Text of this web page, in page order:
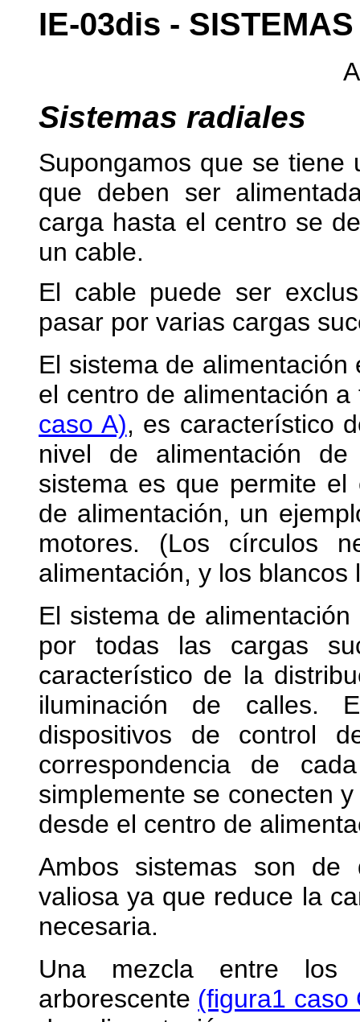
IE-03dis -
Sistemas radiales
Supongamos que se tiene
que deben ser
carga hasta el centro se
un cable.
El cable puede ser
pasar por varias cargas
El sistema de
el centro de alimentación
caso A), es característico
nivel de alimentación
sistema es que permite el
de alimentación, un
motores. (Los círculos
alimentación, y los blancos
El sistema de
por todas las cargas
característico de la
iluminación de calles.
dispositivos de control
correspondencia de
simplemente se conecten
desde el centro de
Ambos sistemas son de
valiosa ya que reduce la
necesaria.
Una mezcla entre los
arborescente (figura1 caso